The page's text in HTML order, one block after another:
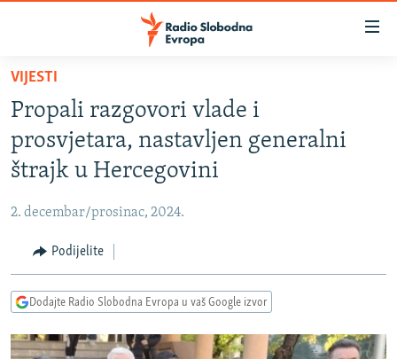
Pređite
glavni
sadržaj
Pređite
na
glavnu
Pređite
na
pretragu
BOSNA I HERCEGOVINA
SRBIJA
KOSOVO
CRNA GORA
VIZUELNO
INFOGRAFIKE
RAT U UKRAJINI
KINA NA BALKANU
VIJESTI
Propali razgovori vlade i
prosvjetara, nastavljen generalni
štrajk u Hercegovini
2. decembar/prosinac, 2024.
Podijelite
Dodajte Radio Slobodna Evropa u vaš Google izvor